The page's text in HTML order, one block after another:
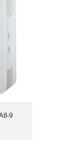
9
500
9 egy Z-
es TFT
Plus